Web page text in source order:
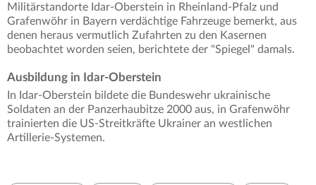
Militärstandorte Idar-Oberstein in Rheinland-Pfalz und
Grafenwöhr in Bayern verdächtige Fahrzeuge bemerkt, aus
denen heraus vermutlich Zufahrten zu den Kasernen
beobachtet worden seien, berichtete der "Spiegel" damals.
Ausbildung in Idar-Oberstein
In Idar-Oberstein bildete die Bundeswehr ukrainische
Soldaten an der Panzerhaubitze 2000 aus, in Grafenwöhr
trainierten die US-Streitkräfte Ukrainer an westlichen
Artillerie-Systemen.